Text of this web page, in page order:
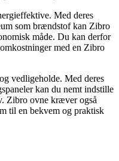
Med deres
som brændstof kan Zibro
måde. Du kan derfor
med en Zibro
vedligeholde. Med deres
kan du nemt indstille
Zibro ovne kræver også
til en bekvem og praktisk